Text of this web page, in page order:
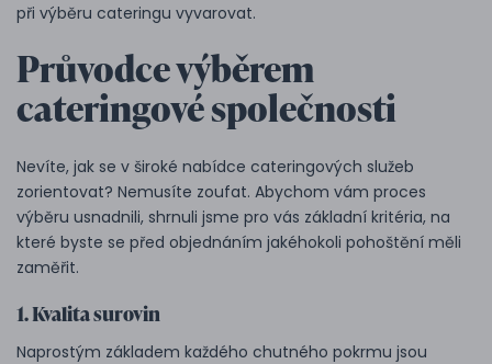
při výběru cateringu vyvarovat.
Průvodce výběrem
cateringové společnosti
Nevíte, jak se v široké nabídce cateringových služeb
zorientovat? Nemusíte zoufat. Abychom vám proces
výběru usnadnili, shrnuli jsme pro vás základní kritéria, na
které byste se před objednáním jakéhokoli pohoštění měli
zaměřit.
1. Kvalita surovin
Naprostým základem každého chutného pokrmu jsou